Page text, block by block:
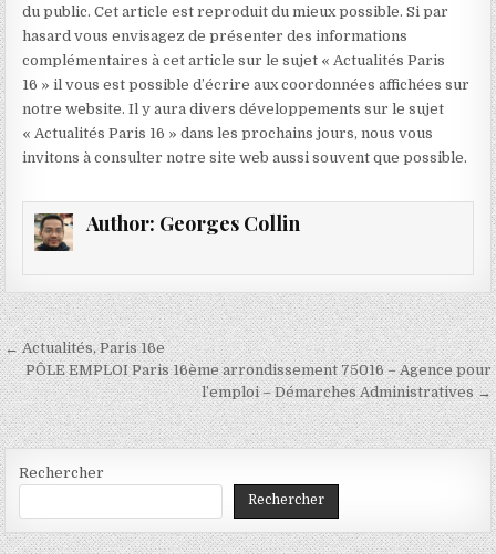
du public. Cet article est reproduit du mieux possible. Si par
hasard vous envisagez de présenter des informations
complémentaires à cet article sur le sujet « Actualités Paris
16 » il vous est possible d’écrire aux coordonnées affichées sur
notre website. Il y aura divers développements sur le sujet
« Actualités Paris 16 » dans les prochains jours, nous vous
invitons à consulter notre site web aussi souvent que possible.
Author: Georges Collin
Navigation
de
l’article
← Actualités, Paris 16e
PÔLE EMPLOI Paris 16ème arrondissement 75016 – Agence pour
l’emploi – Démarches Administratives →
Rechercher
Rechercher